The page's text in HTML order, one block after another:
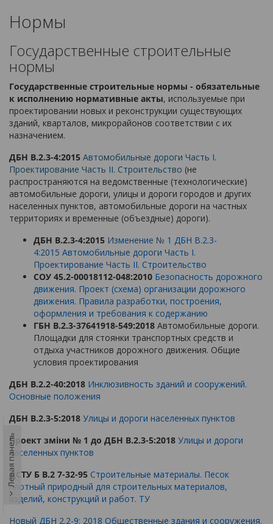
Нормы
Государственные строительные
нормы
Государственные строительные нормы - обязательные
к исполнению нормативные акты, используемые при
проектировании новых и реконструкции существующих
зданий, кварталов, микрорайонов соответствии с их
назначением.
ДБН В.2.3-4:2015 Автомобильные дороги Часть I.
Проектирование Часть II. Строительство (не
распространяются на ведомственные (технологические)
автомобильные дороги, улицы и дороги городов и других
населенных пунктов, автомобильные дороги на частных
территориях и временные (объездные) дороги).
ДБН В.2.3-4:2015 Изменение № 1 ДБН В.2.3-
4:2015 Автомобильные дороги Часть I.
Проектирование Часть II. Строительство
СОУ 45.2-00018112-048:2010 Безопасность дорожного
движения. Проект (схема) организации дорожного
движения. Правила разработки, построения,
оформления и требования к содержанию
ГБН В.2.3-37641918-549:2018 Автомобильные дороги.
Площадки для стоянки транспортных средств и
отдыха участников дорожного движения. Общие
условия проектирования
ДБН В.2.2-40:2018 Инклюзивность зданий и сооружений.
Основные положения
ДБН В.2.3-5:2018 Улицы и дороги населенных пунктов
Проект зміни № 1 до ДБН В.2.3-5:2018 Улицы и дороги
населенных пунктов
ДСТУ Б В.2 7-32-95 Строительные материалы. Песок
плотный природный для строительных материалов,
изделий, конструкций и работ. ТУ
Новый ДБН 2.2-9: 2018 Общественные здания и сооружения.
Левая панель